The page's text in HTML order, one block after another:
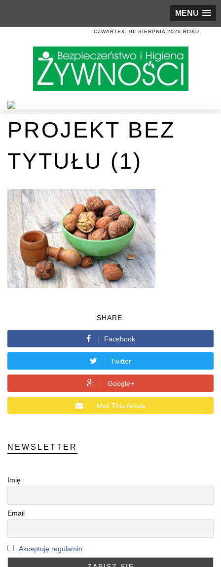
MENU
CZWARTEK, 06 SIERPNIA 2026 ROKU.
PROJEKT BEZ
TYTUŁU (1)
SHARE:
Facebook
Twitter
Google+
Mail This Article
NEWSLETTER
Imię
Email
Akceptuję regulamin